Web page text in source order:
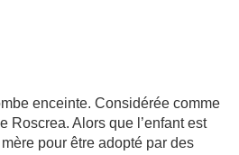
enceinte. Considérée comme
Roscrea. Alors que l’enfant est
pour être adopté par des